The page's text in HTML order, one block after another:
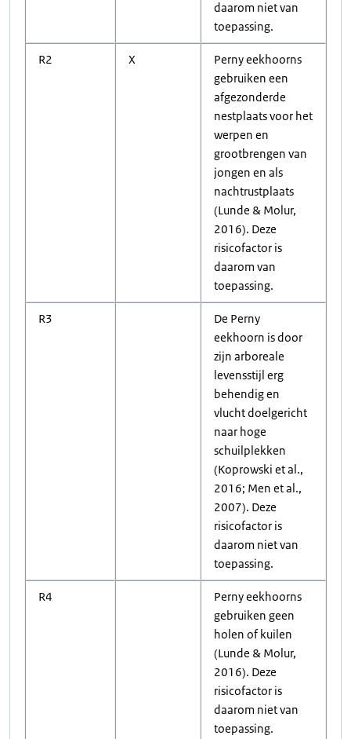
daarom niet van
toepassing.
R2 X
Perny eekhoorns
gebruiken een
afgezonderde
nestplaats voor het
werpen en
grootbrengen van
jongen en als
nachtrustplaats
(Lunde & Molur,
2016). Deze
risicofactor is
daarom van
toepassing.
R3
De Perny
eekhoorn is door
zijn arboreale
levensstijl erg
behendig en
vlucht doelgericht
naar hoge
schuilplekken
(Koprowski et al.,
2016; Men et al.,
2007). Deze
risicofactor is
daarom niet van
toepassing.
R4
Perny eekhoorns
gebruiken geen
holen of kuilen
(Lunde & Molur,
2016). Deze
risicofactor is
daarom niet van
toepassing.